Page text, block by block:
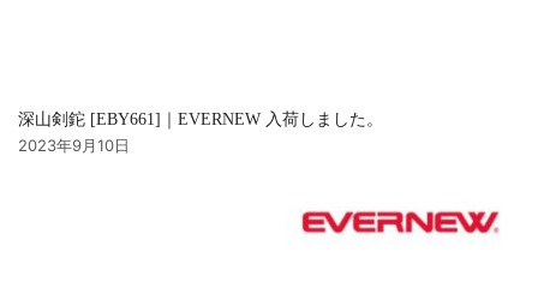
深山剣鉈 [EBY661]｜EVERNEW 入荷しました。
2023年9月10日